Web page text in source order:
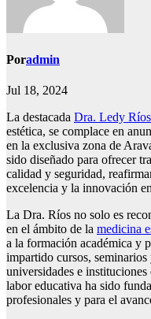
Poradmin
Jul 18, 2024
La destacada Dra. Ledy Ríos
estética, se complace en
en la exclusiva zona de
sido diseñado para ofrecer
calidad y seguridad,
excelencia y la innovación
La Dra. Ríos no solo es
en el ámbito de la medicina
a la formación académica y
impartido cursos,
universidades e
labor educativa ha sido
profesionales y para el